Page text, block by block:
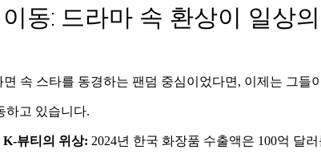
동: 드라마 속 환상이 일상
속 스타를 동경하는 팬덤 중심이었다면, 이제는 그들
하고 있습니다.
K-뷰티의 위상: 2024년 한국 화장품 수출액은 100억 달